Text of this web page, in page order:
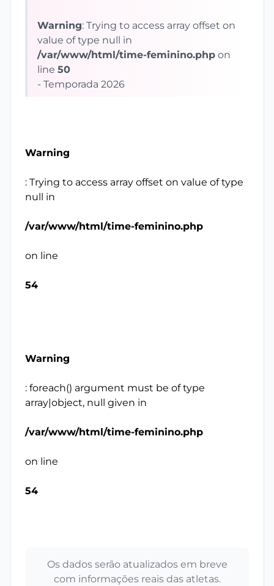
Warning: Trying to access array offset on
value of type null in
/var/www/html/time-feminino.php on
line 50
- Temporada 2026
Warning
: Trying to access array offset on value of type
null in
/var/www/html/time-feminino.php
on line
54
Warning
: foreach() argument must be of type
array|object, null given in
/var/www/html/time-feminino.php
on line
54
Os dados serão atualizados em breve
com informações reais das atletas.